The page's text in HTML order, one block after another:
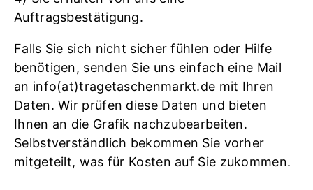
Auftragsbestätigung.
Falls Sie sich nicht sicher fühlen oder Hilfe
benötigen, senden Sie uns einfach eine Mail
an info(at)tragetaschenmarkt.de mit Ihren
Daten. Wir prüfen diese Daten und bieten
Ihnen an die Grafik nachzubearbeiten.
Selbstverständlich bekommen Sie vorher
mitgeteilt, was für Kosten auf Sie zukommen.